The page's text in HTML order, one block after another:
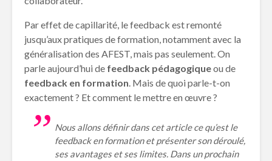
Par effet de capillarité, le feedback est remonté
jusqu’aux pratiques de formation, notamment avec la
généralisation des AFEST, mais pas seulement. On
parle aujourd’hui de feedback pédagogiqueou de
feedback en formation. Mais de quoi parle-t-on
exactement ? Et comment le mettre en œuvre ?
Nous allons définir dans cet article ce qu’est le
feedback en formation et présenter son déroulé,
ses avantages et ses limites. Dans un prochain